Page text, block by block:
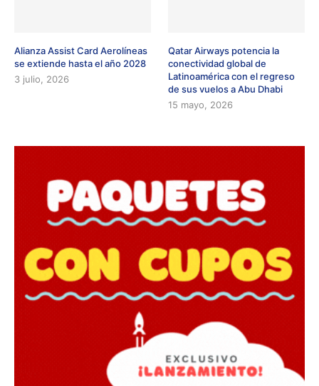
Alianza Assist Card Aerolíneas
se extiende hasta el año 2028
3 julio, 2026
Qatar Airways potencia la
conectividad global de
Latinoamérica con el regreso
de sus vuelos a Abu Dhabi
15 mayo, 2026